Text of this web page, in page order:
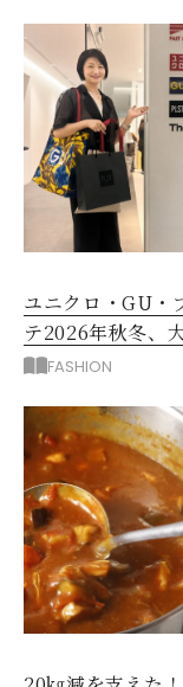
ユニクロ・GU・
テ2026年秋冬、
たい新作服は？
FASHION